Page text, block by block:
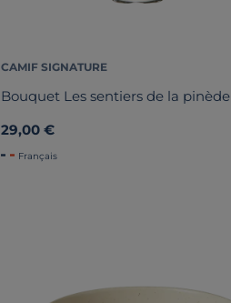
CAMIF SIGNATURE
Bouquet Les sentiers de la pinède
29,00 €
Français